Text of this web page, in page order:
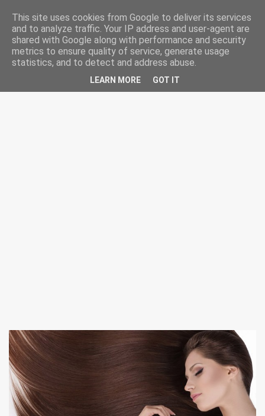
HairCut.gr
This site uses cookies from Google to deliver its services
and to analyze traffic. Your IP address and user-agent are
shared with Google along with performance and security
metrics to ensure quality of service, generate usage
statistics, and to detect and address abuse.
LEARN MORE GOT IT